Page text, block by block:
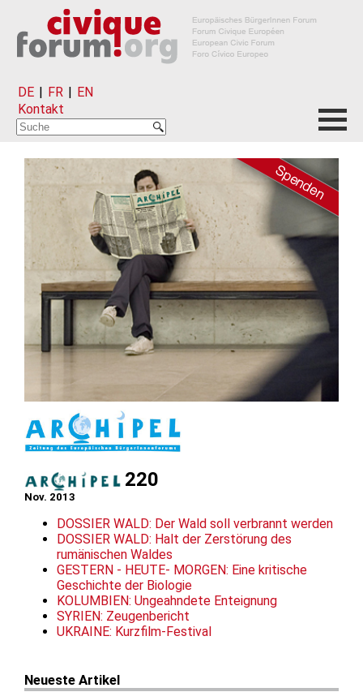
DE | FR | EN
Kontakt
220
Nov. 2013
DOSSIER WALD: Der Wald soll verbrannt werden
DOSSIER WALD: Halt der Zerstörung des
rumänischen Waldes
GESTERN - HEUTE- MORGEN: Eine kritische
Geschichte der Biologie
KOLUMBIEN: Ungeahndete Enteignung
SYRIEN: Zeugenbericht
UKRAINE: Kurzfilm-Festival